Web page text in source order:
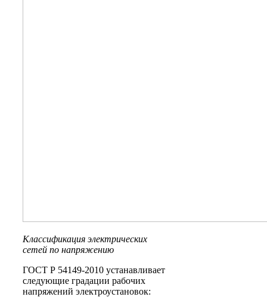
Классификация электрических
сетей по напряжению
ГОСТ Р 54149-2010 устанавливает
следующие градации рабочих
напряжений электроустановок: